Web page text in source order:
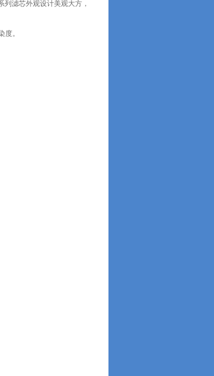
滤芯外观设计美观大方，
。